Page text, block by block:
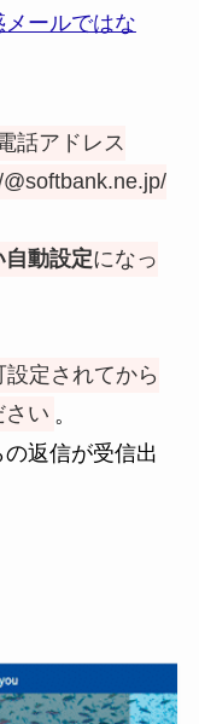
ールではな
話アドレス
動設定になっ
定されてから
さい 。
返信が受信出